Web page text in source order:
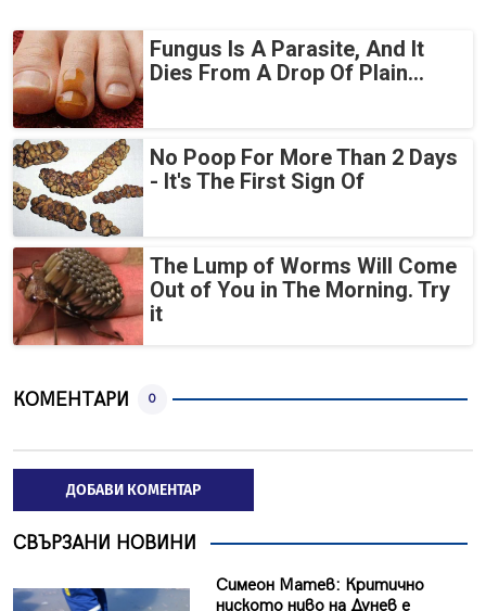
Fungus Is A Parasite, And It
Dies From A Drop Of Plain...
No Poop For More Than 2 Days
- It's The First Sign Of
The Lump of Worms Will Come
Out of You in The Morning. Try
it
КОМЕНТАРИ 0
ДОБАВИ КОМЕНТАР
СВЪРЗАНИ НОВИНИ
Симеон Матев: Критично
ниското ниво на Дунев е